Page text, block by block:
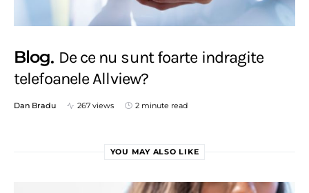
Blog De ce nu sunt foarte indragite
telefoanele Allview?
Dan Bradu 267 views 2 minute read
YOU MAY ALSO LIKE